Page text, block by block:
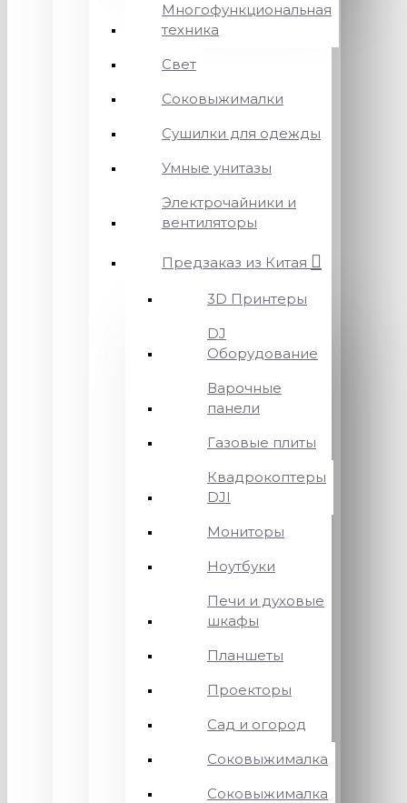
Многофункциональная
техника
Свет
Соковыжималки
Сушилки для одежды
Умные унитазы
Электрочайники и
вентиляторы
Предзаказ из Китая
3D Принтеры
DJ
Оборудование
Варочные
панели
Газовые плиты
Квадрокоптеры
DJI
Мониторы
Ноутбуки
Печи и духовые
шкафы
Планшеты
Проекторы
Сад и огород
Соковыжималка
Соковыжималка